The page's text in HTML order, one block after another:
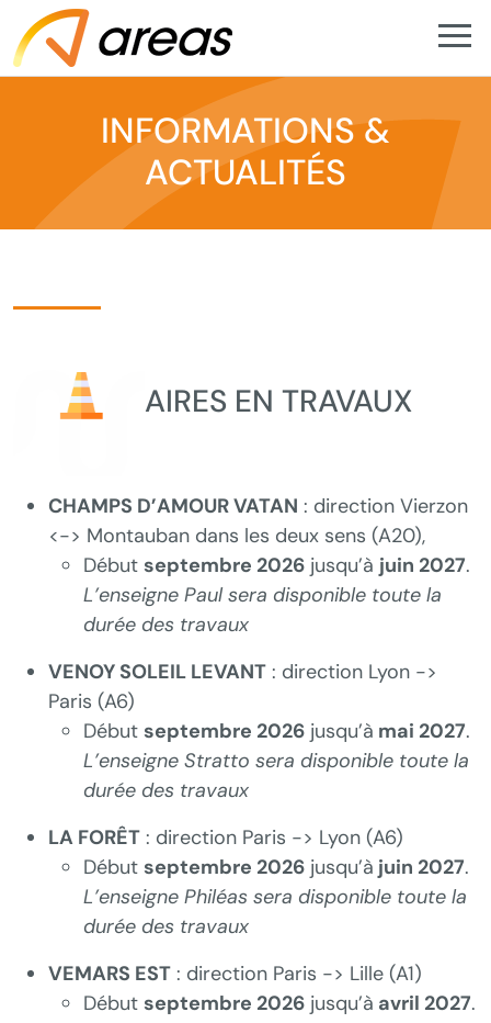
INFORMATIONS &
ACTUALITÉS
AIRES EN TRAVAUX
CHAMPS D’AMOUR VATAN : direction Vierzon
<-> Montauban dans les deux sens (A20),
Début septembre 2026 jusqu’à juin 2027.
L’enseigne Paul sera disponible toute la
durée des travaux
VENOY SOLEIL LEVANT : direction Lyon ->
Paris (A6)
Début septembre 2026 jusqu’à mai 2027.
L’enseigne Stratto sera disponible toute la
durée des travaux
LA FORÊT : direction Paris -> Lyon (A6)
Début septembre 2026 jusqu’à juin 2027.
L’enseigne Philéas sera disponible toute la
durée des travaux
VEMARS EST : direction Paris -> Lille (A1)
Début septembre 2026 jusqu’à avril 2027.